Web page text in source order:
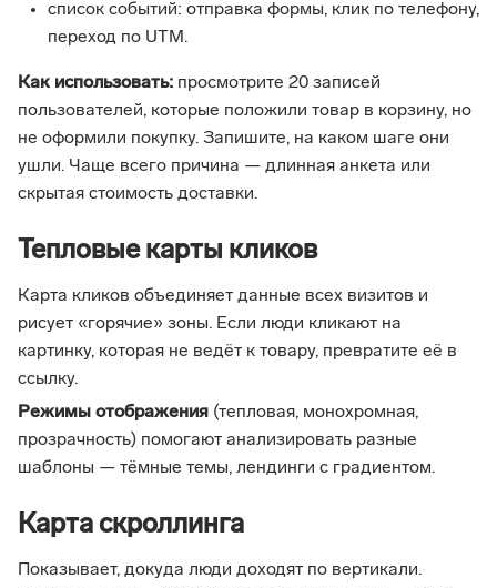
список событий: отправка формы, клик по телефону,
переход по UTM.
Как использовать: просмотрите 20 записей
пользователей, которые положили товар в корзину, но
не оформили покупку. Запишите, на каком шаге они
ушли. Чаще всего причина — длинная анкета или
скрытая стоимость доставки.
Тепловые карты кликов
Карта кликов объединяет данные всех визитов и
рисует «горячие» зоны. Если люди кликают на
картинку, которая не ведёт к товару, превратите её в
ссылку.
Режимы отображения (тепловая, монохромная,
прозрачность) помогают анализировать разные
шаблоны — тёмные темы, лендинги с градиентом.
Карта скроллинга
Показывает, докуда люди доходят по вертикали.